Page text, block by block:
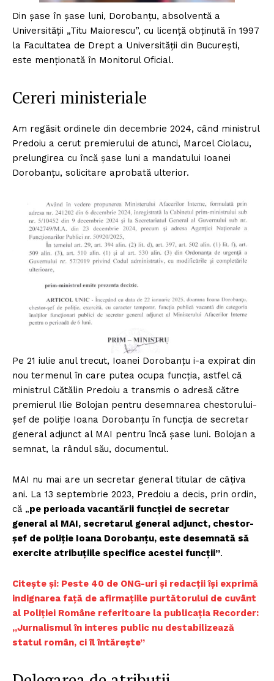
Din șase în șase luni, Dorobanțu, absolventă a
Universității „Titu Maiorescu”, cu licență obținută în 1997
la Facultatea de Drept a Universității din București,
este menționată în Monitorul Oficial.
Cereri ministeriale
Am regăsit ordinele din decembrie 2024, când ministrul
Predoiu a cerut premierului de atunci, Marcel Ciolacu,
prelungirea cu încă șase luni a mandatului Ioanei
Dorobanțu, solicitare aprobată ulterior.
Pe 21 iulie anul trecut, Ioanei Dorobanțu i-a expirat din
nou termenul în care putea ocupa funcția, astfel că
ministrul Cătălin Predoiu a transmis o adresă către
premierul Ilie Bolojan pentru desemnarea chestorului-
șef de poliție Ioana Dorobanțu în funcția de secretar
general adjunct al MAI pentru încă șase luni. Bolojan a
semnat, la rândul său, documentul.
MAI nu mai are un secretar general titular de câțiva
ani. La 13 septembrie 2023, Predoiu a decis, prin ordin,
că „pe perioada vacantării funcției de secretar
general al MAI, secretarul general adjunct, chestor-
șef de poliție Ioana Dorobanțu, este desemnată să
exercite atribuțiile specifice acestei funcții”.
Citește și: Peste 40 de ONG-uri și redacții își exprimă
indignarea față de afirmațiile purtătorului de cuvânt
al Poliției Române referitoare la publicația Recorder:
„Jurnalismul în interes public nu destabilizează
statul român, ci îl întărește”